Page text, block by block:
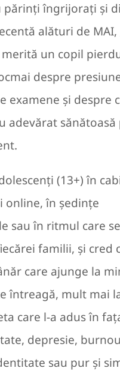
părinți îngrijorați și
alături de MAI,
un copil
despre
examene și despre
adevărat
(13+) în
online, în ședințe
sau în ritmul care se
familii, și cred
care ajunge la
întreagă, mult mai
care l-a adus în
depresie,
sau pur și